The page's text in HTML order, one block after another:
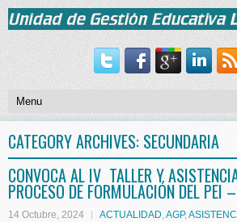
CATEGORY ARCHIVES: SECUNDARIA
CONVOCA AL IV TALLER Y
PROCESO DE FORMULACIÓN DEL PEI
14 Octubre, 2024 ACTUALIDAD,AGP,